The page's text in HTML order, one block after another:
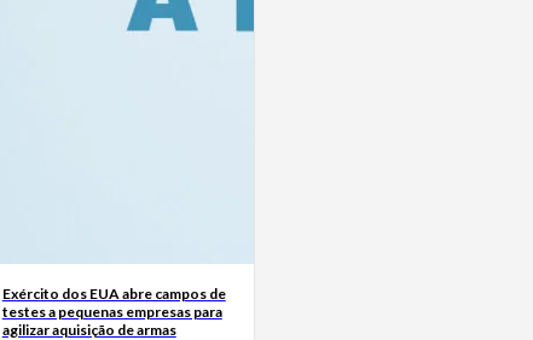
Exército dos EUA abre campos de
testes a pequenas empresas para
agilizar aquisição de armas